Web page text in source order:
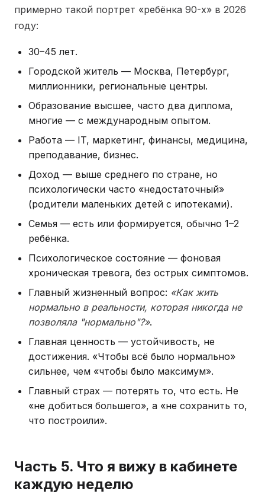
примерно такой портрет «ребёнка 90-х» в 2026
году:
30–45 лет.
Городской житель — Москва, Петербург,
миллионники, региональные центры.
Образование высшее, часто два диплома,
многие — с международным опытом.
Работа — IT, маркетинг, финансы, медицина,
преподавание, бизнес.
Доход — выше среднего по стране, но
психологически часто «недостаточный»
(родители маленьких детей с ипотеками).
Семья — есть или формируется, обычно 1–2
ребёнка.
Психологическое состояние — фоновая
хроническая тревога, без острых симптомов.
Главный жизненный вопрос: «Как жить
нормально в реальности, которая никогда не
позволяла "нормально"?».
Главная ценность — устойчивость, не
достижения. «Чтобы всё было нормально»
сильнее, чем «чтобы было максимум».
Главный страх — потерять то, что есть. Не
«не добиться большего», а «не сохранить то,
что построили».
Часть 5. Что я вижу в кабинете
каждую неделю